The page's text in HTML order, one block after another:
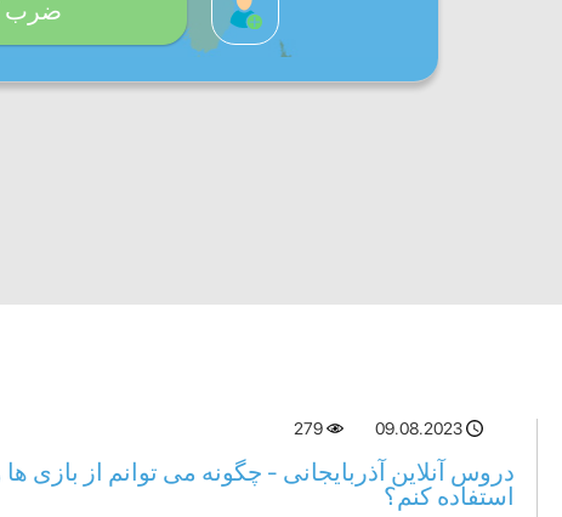
ضرب
09.08.2023
279
دروس آنلاین آذربایجانی - چگونه می توانم از بازی
استفاده کنم؟